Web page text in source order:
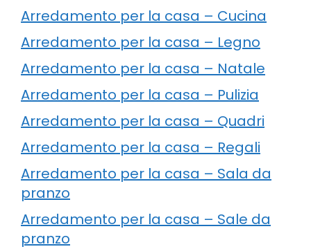
Arredamento per la casa – Cucina
Arredamento per la casa – Legno
Arredamento per la casa – Natale
Arredamento per la casa – Pulizia
Arredamento per la casa – Quadri
Arredamento per la casa – Regali
Arredamento per la casa – Sala da
pranzo
Arredamento per la casa – Sale da
pranzo